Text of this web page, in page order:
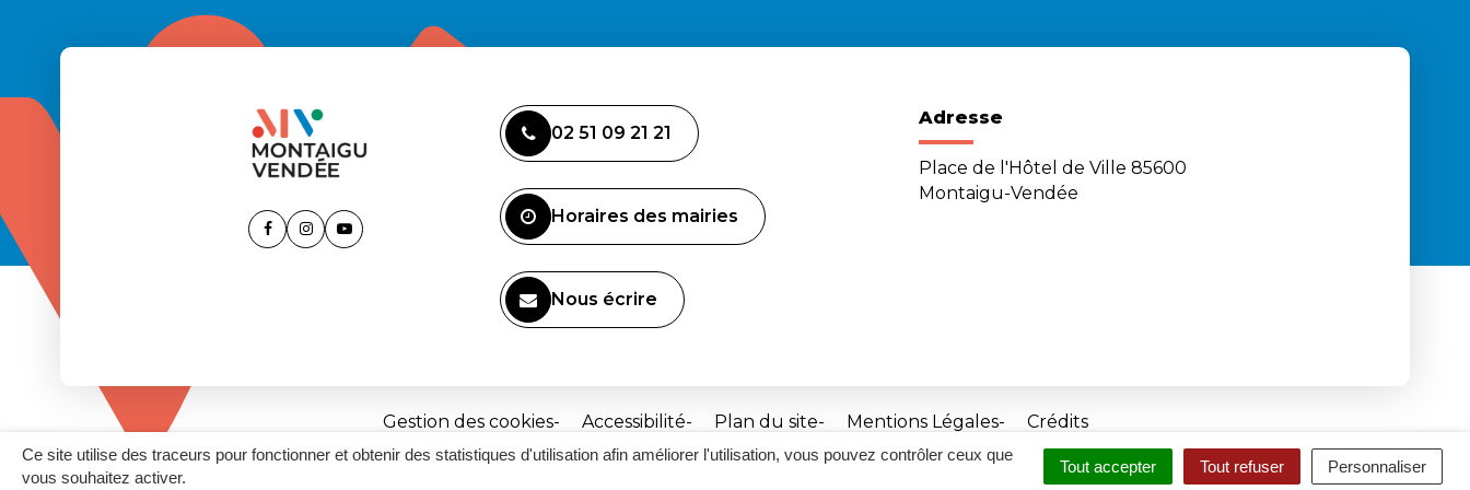
Ce site utilise des traceurs pour fonctionner et obtenir des statistiques d'utilisation afin améliorer l'utilisation, vous pouvez contrôler ceux que
vous souhaitez activer.
Tout accepter Tout refuser Personnaliser
Lien Lien Lien
02 51 09 21 21
Horaires des mairies
Nous écrire
Adresse
Place de l'Hôtel de Ville 85600
Montaigu-Vendée
Gestion des cookies Accessibilité Plan du site Mentions Légales Crédits